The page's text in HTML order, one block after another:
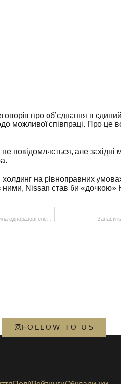
про об’єднання в
можливої співпраці. Про це
повідомляється, але
холдинг на рівноправних
ними, Nissan став би «дочкою»
Запаси
FOLLOW TO US